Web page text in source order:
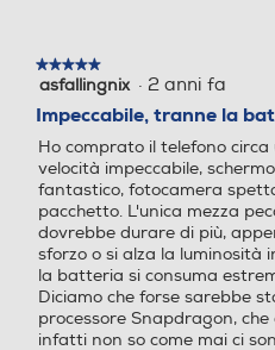
Tastiera
Tastiera touchscreen
Prestazioni
Nuova Classe efficienza
Megapixel fotocamera fron
tale
12
Capacità di memoria-GB
256
★★★★★
★★★★★
5
stelle.
asfallingnix · 2 anni fa
Impeccabile, tranne la
Ho comprato il telefono circa
velocità impeccabile,
fantastico, fotocamera
pacchetto. L'unica mezza
dovrebbe durare di più,
sforzo o si alza la luminosità
la batteria si consuma
Diciamo che forse sarebbe
processore Snapdragon,
infatti non so come mai ci